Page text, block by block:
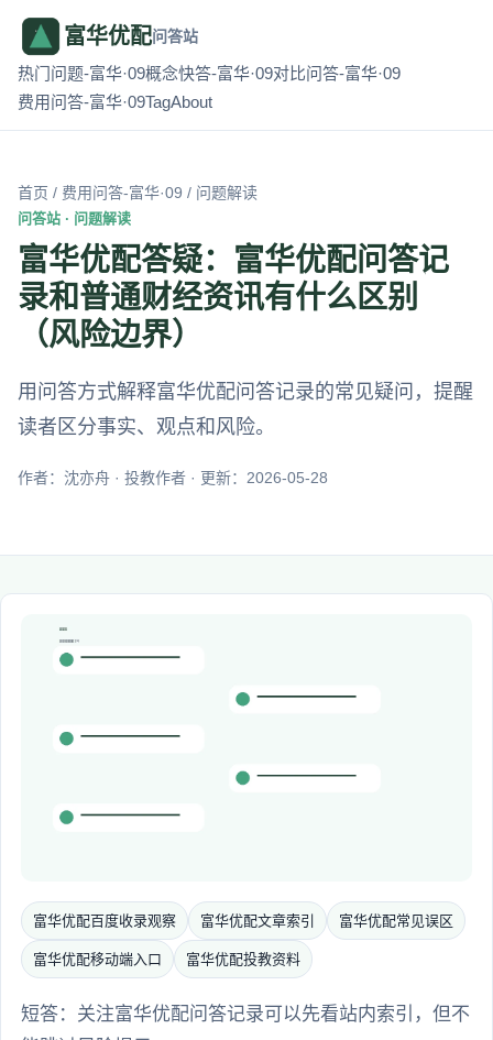
富华优配问答站
热门问题-富华·09概念快答-富华·09对比问答-富华·09
费用问答-富华·09TagAbout
首页 / 费用问答-富华·09 / 问题解读
问答站 · 问题解读
富华优配答疑：富华优配问答记
录和普通财经资讯有什么区别
（风险边界）
用问答方式解释富华优配问答记录的常见疑问，提醒
读者区分事实、观点和风险。
作者：沈亦舟 · 投教作者 · 更新：2026-05-28
富华优配百度收录观察 富华优配文章索引 富华优配常见误区
富华优配移动端入口 富华优配投教资料
短答：关注富华优配问答记录可以先看站内索引，但不